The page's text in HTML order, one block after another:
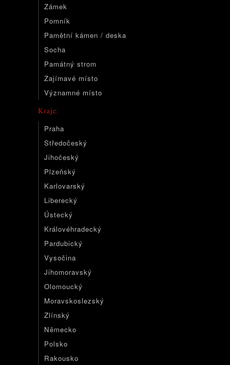
Zámek
Pomník
Pamětní kámen / deska
Socha
Památný strom
Zajímavé místo
Významné místo
Kraje:
Praha
Středočeský
Jihočeský
Plzeňský
Karlovarský
Liberecký
Ústecký
Královéhradecký
Pardubický
Vysočina
Jihomoravský
Olomoucký
Moravskoslezský
Zlínský
Německo
Polsko
Rakousko